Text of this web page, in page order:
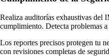
Realiza auditorías exhaustivas del
cumplimiento. Detecta problemas
Los reportes precisos protegen tu
con revisiones completas de